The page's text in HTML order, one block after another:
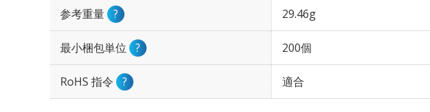
参考重量 ? 29.46g
最小梱包単位 ? 200個
RoHS 指令 ? 適合